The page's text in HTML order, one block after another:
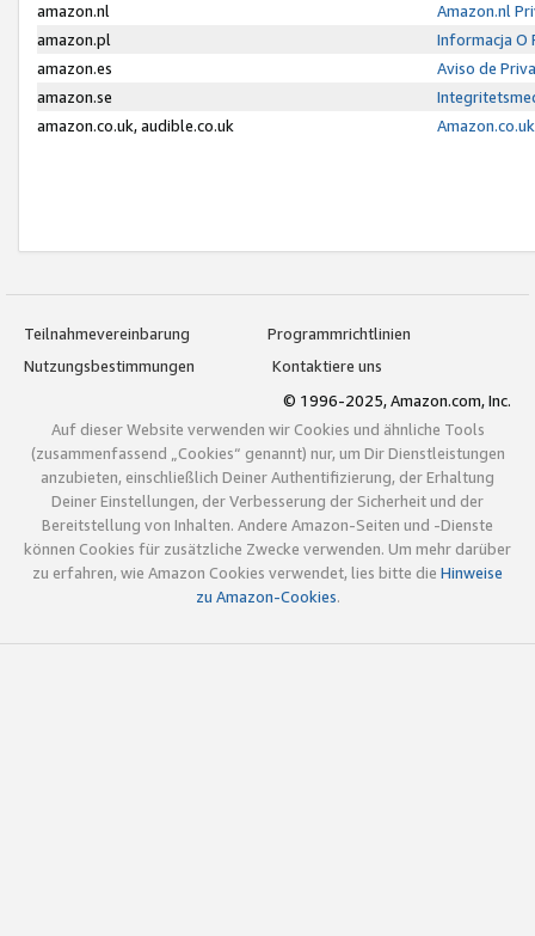
amazon.nl
Amazon.nl
amazon.pl
Informacja O
amazon.es
Aviso de
amazon.se
amazon.co.uk, audible.co.uk
Teilnahmevereinbarung
Programmrichtlinien
Nutzungsbestimmungen
Kontaktiere uns
© 1996-2025, Amazon.com, Inc.
Auf dieser Website verwenden wir Cookies und ähnliche Tools
(zusammenfassend „Cookies“ genannt) nur, um Dir Dienstleistungen
anzubieten, einschließlich Deiner Authentifizierung, der Erhaltung
Deiner Einstellungen, der Verbesserung der Sicherheit und der
Bereitstellung von Inhalten. Andere Amazon-Seiten und -Dienste
können Cookies für zusätzliche Zwecke verwenden. Um mehr darüber
zu erfahren, wie Amazon Cookies verwendet, lies bitte die Hinweise
zu Amazon-Cookies.